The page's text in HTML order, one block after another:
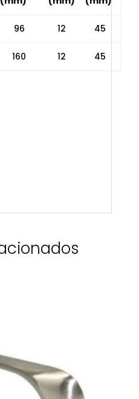
96 12 45
160 12 45